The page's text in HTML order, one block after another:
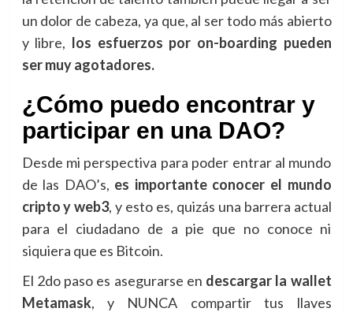
un dolor de cabeza, ya que, al ser todo más abierto
y libre, los esfuerzos por on-boarding pueden
ser muy agotadores.
¿Cómo puedo encontrar y
participar en una DAO?
Desde mi perspectiva para poder entrar al mundo
de las DAO’s, es importante conocer el mundo
cripto y web3, y esto es, quizás una barrera actual
para el ciudadano de a pie que no conoce ni
siquiera que es Bitcoin.
El 2do paso es asegurarse en descargar la wallet
Metamask, y NUNCA compartir tus llaves